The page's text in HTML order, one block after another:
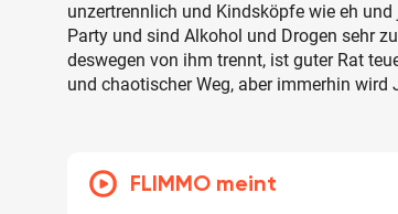
unzertrennlich und Kindsköpfe wie eh
Party und sind Alkohol und Drogen sehr
deswegen von ihm trennt, ist guter Rat
und chaotischer Weg, aber immerhin wird
FLIMMO meint